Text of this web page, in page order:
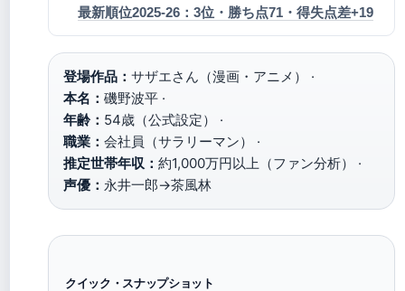
最新順位2025-26：3位・勝ち点71・得失点差+19
登場作品： サザエさん（漫画・アニメ） ·
本名： 磯野波平 ·
年齢： 54歳（公式設定） ·
職業： 会社員（サラリーマン） ·
推定世帯年収： 約1,000万円以上（ファン分析） ·
声優： 永井一郎→茶風林
クイック・スナップショット